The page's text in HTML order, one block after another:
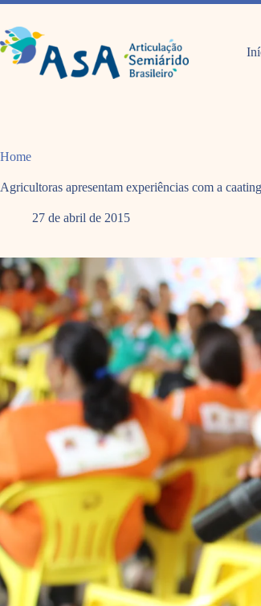
Pular
o
conteúdo
Home
Agricultoras apresentam experiências com a
27 de abril de 2015